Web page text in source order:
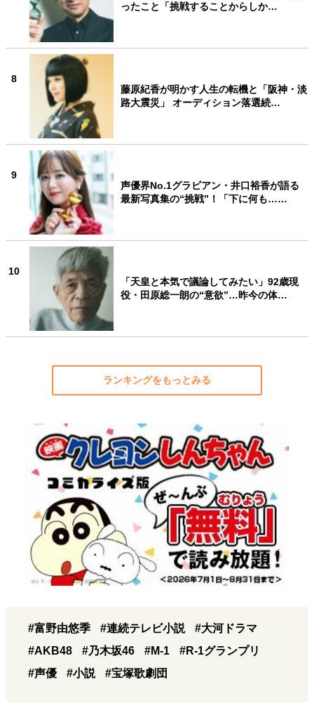
ったこと「挑戦することからしか…
8
藤原紀香が明かす人生の転機と「阪神・淡
路大震災」 オーディション落選続…
9
声優界No.1グラビアン・井口裕香が語る
最新写真集の“挑戦”！「下に何も……
10
「天皇と本気で議論してみたい」92歳現
役・田原総一朗の“意欲”…昨今の体…
ランキングをもっとみる
#富野由悠季 #連続テレビ小説
#大河ドラマ
#AKB48
#乃木坂46 #M-1
#R-1グランプリ
#声優
#小説 #宝塚歌劇団